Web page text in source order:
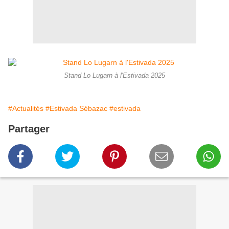
Stand Lo Lugarn à l'Estivada 2025
#Actualités #Estivada Sébazac #estivada
Partager